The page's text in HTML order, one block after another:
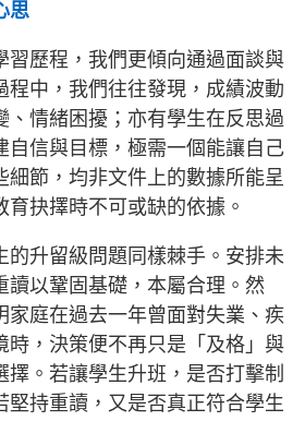
思
習歷程，我們更傾向通過面談與
程中，我們往往發現，成績波動
、情緒困擾；亦有學生在反思過
自信與目標，極需一個能讓自己
細節，均非文件上的數據所能呈
抉擇時不可或缺的依據。
的升留級問題同樣棘手。安排未
讀以鞏固基礎，本屬合理。然
家庭在過去一年曾面對失業、疾
時，決策便不再只是「及格」與
擇。若讓學生升班，是否打擊制
堅持重讀，又是否真正符合學生